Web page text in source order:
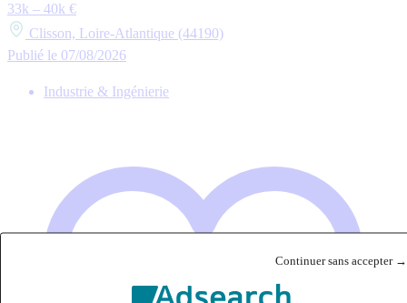
Continuer sans accepter →
33k – 40k €
Clisson, Loire-Atlantique (44190)
Publié le 07/08/2026
Industrie & Ingénierie